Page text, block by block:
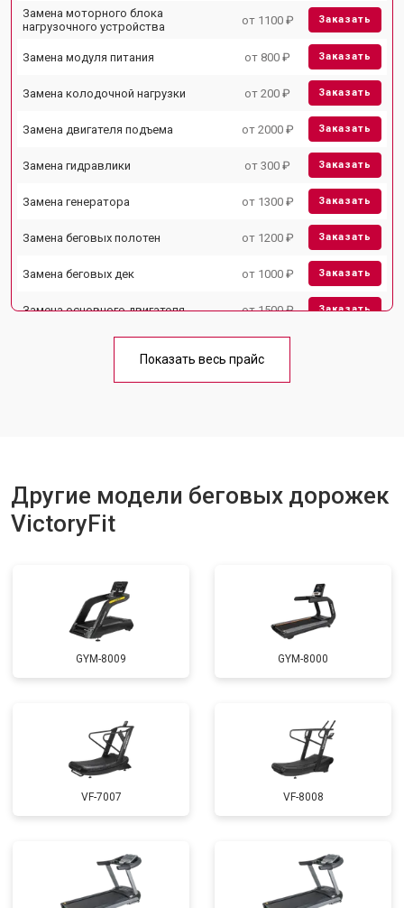
Замена моторного блока
нагрузочного устройства
от 1100 ₽ Заказать
Замена модуля питания от 800 ₽ Заказать
Замена колодочной нагрузки от 200 ₽ Заказать
Замена двигателя подъема от 2000 ₽ Заказать
Замена гидравлики от 300 ₽ Заказать
Замена генератора от 1300 ₽ Заказать
Замена беговых полотен от 1200 ₽ Заказать
Замена беговых дек от 1000 ₽ Заказать
Замена основного двигателя от 1500 ₽ Заказать
Замена платы управления от 800 ₽
Показать весь прайс
Другие модели беговых дорожек
VictoryFit
GYM-8009 GYM-8000
VF-7007 VF-8008